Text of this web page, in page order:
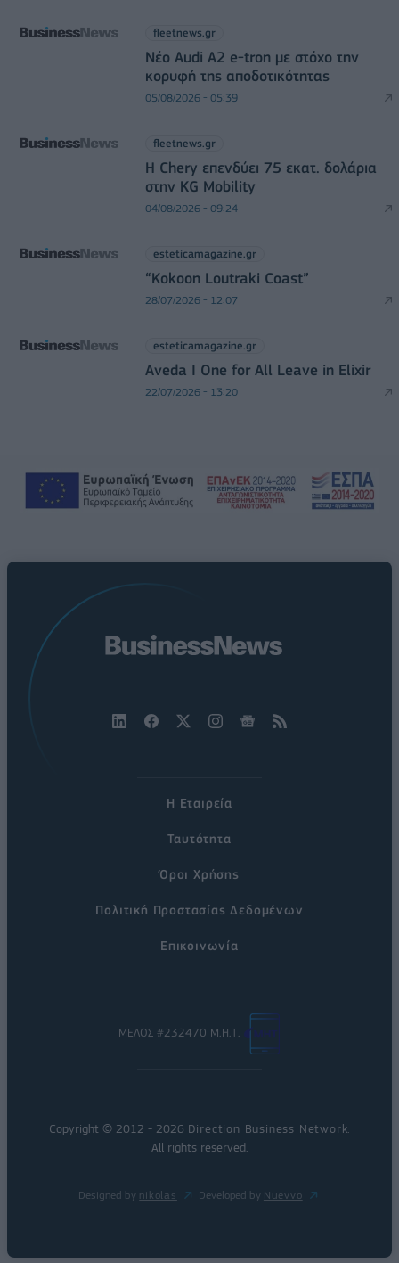
fleetnews.gr
Νέο Audi A2 e-tron με στόχο την
κορυφή της αποδοτικότητας
05/08/2026 - 05:39
fleetnews.gr
Η Chery επενδύει 75 εκατ. δολάρια
στην KG Mobility
04/08/2026 - 09:24
esteticamagazine.gr
“Kokoon Loutraki Coast”
28/07/2026 - 12:07
esteticamagazine.gr
Aveda I One for All Leave in Elixir
22/07/2026 - 13:20
Η Εταιρεία
Ταυτότητα
Όροι Χρήσης
Πολιτική Προστασίας Δεδομένων
Επικοινωνία
ΜΕΛΟΣ #232470 Μ.Η.Τ.
Copyright © 2012 - 2026 Direction Business Network
All rights reserved.
Designed by nikolas Developed by Nuevvo